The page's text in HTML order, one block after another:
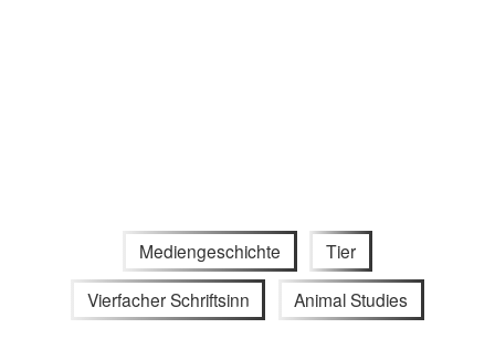
Mediengeschichte Tier
Vierfacher Schriftsinn Animal Studies